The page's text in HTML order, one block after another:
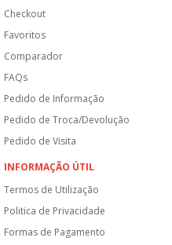
Checkout
Favoritos
Comparador
FAQs
Pedido de Informação
Pedido de Troca/Devolução
Pedido de Visita
INFORMAÇÃO ÚTIL
Termos de Utilização
Politica de Privacidade
Formas de Pagamento